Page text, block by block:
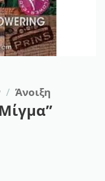
/ Άνοιξη